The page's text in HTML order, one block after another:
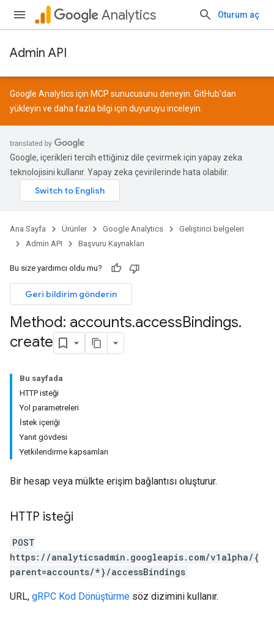
Analytics Oturum aç
Admin API
Google Analytics için MCP sunucusunu deneyin. GitHub'dan
yükleyin ve daha fazla bilgi için duyuruyu inceleyin.
Google, içerikleri tercih ettiğiniz dile çevirmek için yapay zeka
teknolojisini kullanır. Yapay zeka çevirilerinde hata olabilir.
Ana Sayfa Ürünler Google Analytics
Geliştirici belgeleri
Admin API
Başvuru Kaynakları
Bu size yardımcı oldu mu?
Geri bildirim gönderin
Method: accounts.accessBindings.
create
Bu sayfada
HTTP isteği
Yol parametreleri
İstek içeriği
Yanıt gövdesi
Yetkilendirme kapsamları
Bir hesap veya mülkte erişim bağlantısı oluşturur.
HTTP isteği
POST
https://analyticsadmin.googleapis.com/v1alpha/{
parent=accounts/*}/accessBindings
URL, gRPC Kod Dönüştürme söz dizimini kullanır.